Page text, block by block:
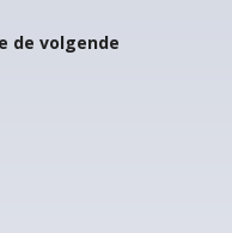
de volgende